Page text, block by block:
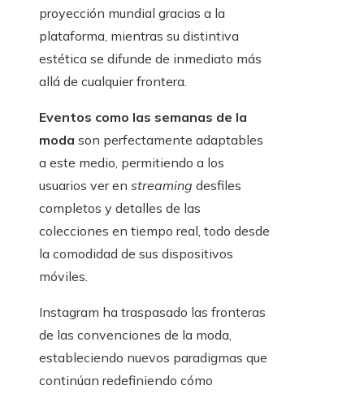
proyección mundial gracias a la
plataforma, mientras su distintiva
estética se difunde de inmediato más
allá de cualquier frontera.
Eventos como las semanas de la
moda son perfectamente adaptables
a este medio, permitiendo a los
usuarios ver en streaming desfiles
completos y detalles de las
colecciones en tiempo real, todo desde
la comodidad de sus dispositivos
móviles.
Instagram ha traspasado las fronteras
de las convenciones de la moda,
estableciendo nuevos paradigmas que
continúan redefiniendo cómo